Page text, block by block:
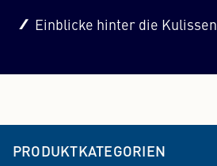
Einblicke hinter die Kulissen
PRODUKTKATEGORIEN